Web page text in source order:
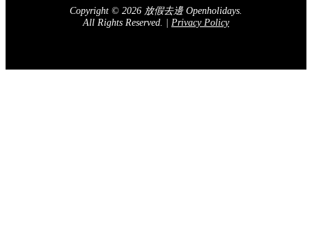
Copyright © 2026 放假去邊 Openholidays.
All Rights Reserved. | Privacy Policy